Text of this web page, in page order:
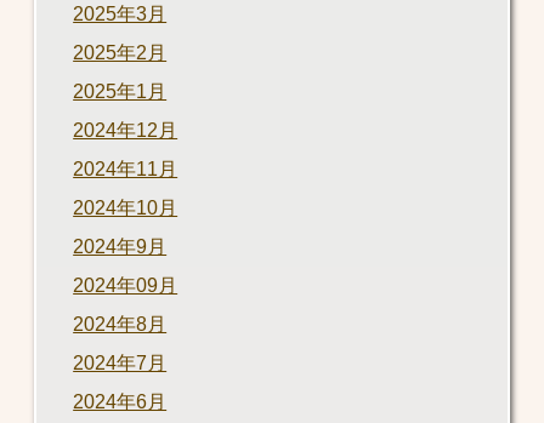
2025年3月
2025年2月
2025年1月
2024年12月
2024年11月
2024年10月
2024年9月
2024年09月
2024年8月
2024年7月
2024年6月